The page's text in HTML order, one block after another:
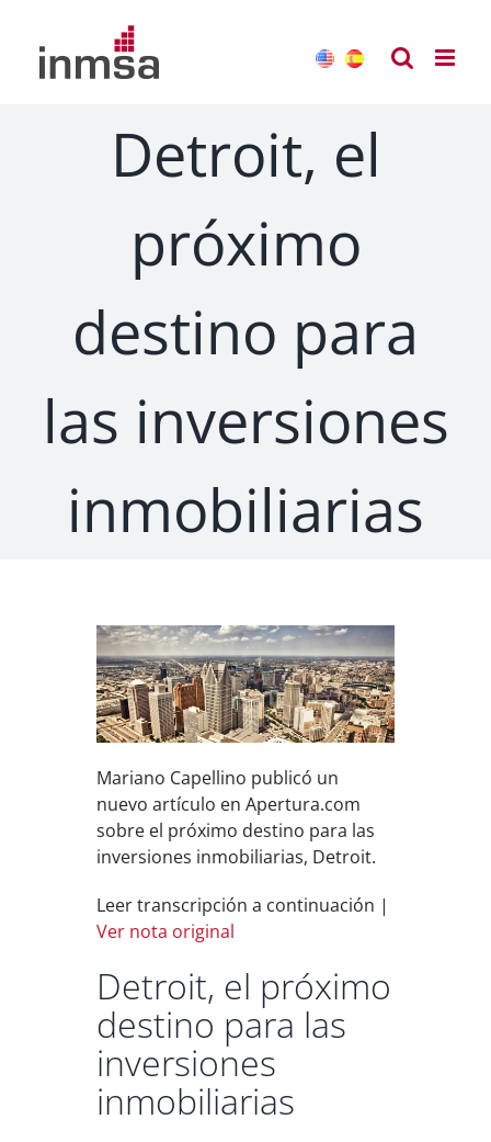
contenido
Detroit, el
próximo
destino para
las inversiones
inmobiliarias
Mariano Capellino publicó un
nuevo artículo en Apertura.com
sobre el próximo destino para las
inversiones inmobiliarias, Detroit.
Leer transcripción a continuación |
Ver nota original
Detroit, el próximo
destino para las
inversiones
inmobiliarias